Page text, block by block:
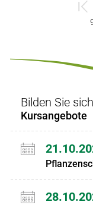
Bilden Sie
Kursangebote